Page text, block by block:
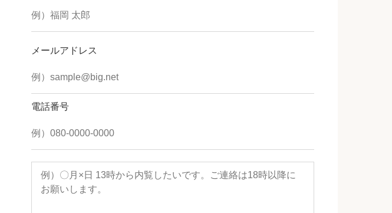
メールアドレス
電話番号